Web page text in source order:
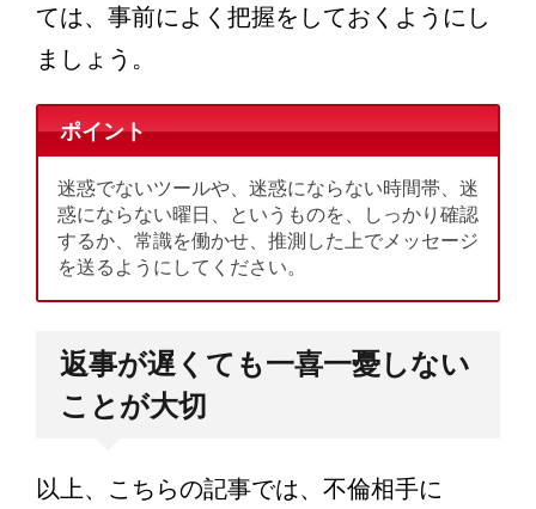
ては、事前によく把握をしておくようにし
ましょう。
ポイント
迷惑でないツールや、迷惑にならない時間帯、迷
惑にならない曜日、というものを、しっかり確認
するか、常識を働かせ、推測した上でメッセージ
を送るようにしてください。
返事が遅くても一喜一憂しない
ことが大切
以上、こちらの記事では、不倫相手に